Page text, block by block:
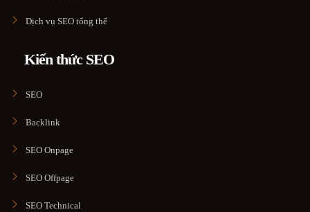
Dịch vụ SEO tổng thể
Kiến thức SEO
SEO
Backlink
SEO Onpage
SEO Offpage
SEO Technical